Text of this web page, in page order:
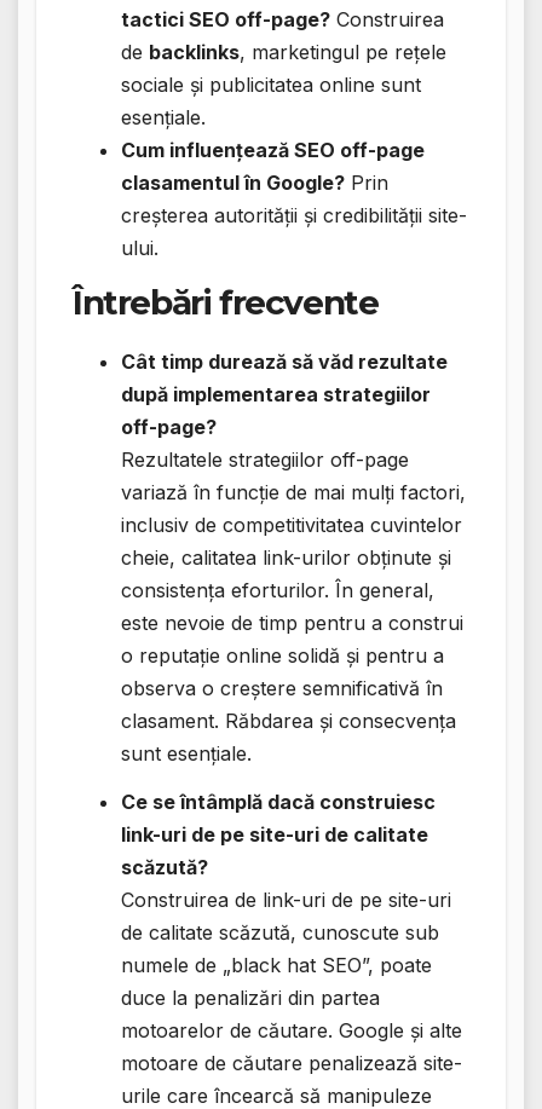
tactici SEO off-page? Construirea
de backlinks, marketingul pe rețele
sociale și publicitatea online sunt
esențiale.
Cum influențează SEO off-page
clasamentul în Google? Prin
creșterea autorității și credibilității site-
ului.
Întrebări frecvente
Cât timp durează să văd rezultate
după implementarea strategiilor
off-page?
Rezultatele strategiilor off-page
variază în funcție de mai mulți factori,
inclusiv de competitivitatea cuvintelor
cheie, calitatea link-urilor obținute și
consistența eforturilor. În general,
este nevoie de timp pentru a construi
o reputație online solidă și pentru a
observa o creștere semnificativă în
clasament. Răbdarea și consecvența
sunt esențiale.
Ce se întâmplă dacă construiesc
link-uri de pe site-uri de calitate
scăzută?
Construirea de link-uri de pe site-uri
de calitate scăzută, cunoscute sub
numele de „black hat SEO”, poate
duce la penalizări din partea
motoarelor de căutare. Google și alte
motoare de căutare penalizează site-
urile care încearcă să manipuleze